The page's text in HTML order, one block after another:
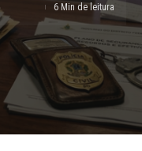
6 Min de leitura